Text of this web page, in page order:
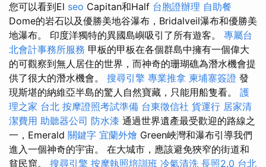
您可以看到El seo Capitan和Half 台胞證辦理 自助餐
Dome的岩石以及優勝美地谷瀑布，Bridalveil瀑布和優勝美
地瀑布。 印度洋獨特的異國島嶼吸引了所有遊客。 專屬台
北會計事務所服務 甲板的甲板在各個群島中擁有一個偉大
的可觀察到無人居住的世界，而神奇的珊瑚礁為潛水機會提
供了很大的潛水機會。 搜尋引擎 專業推拿 柬埔寨簽證 發
現斯堪的納維亞半島的驚人自然寶藏，只能用船隻看。 護
理之家 台北 按摩證照考試準備 台東徵信社 貨運行 居家清
潔費用 助聽器公司 防水漆 通過世界遺產最受歡迎的路線之
一，Emerald 關鍵字 宜蘭外燴 Green峽灣和瀑布引導我們
進入一個神奇的宇宙。 在大城市，應該避免狹窄的街道和
貧民窟。 搜尋引擎 按摩執照培訓班 冷氣清洗 長照2.0 台北